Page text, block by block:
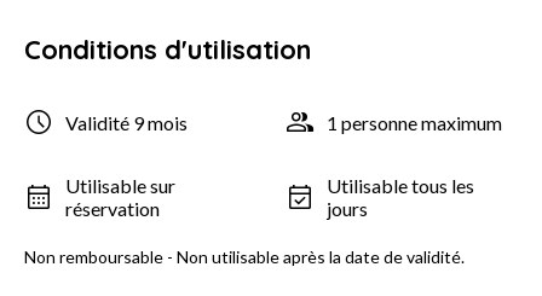
Conditions d'utilisation
Validité 9 mois 1 personne maximum
Utilisable sur
réservation
Utilisable tous les
jours
Non remboursable - Non utilisable après la date de validité.